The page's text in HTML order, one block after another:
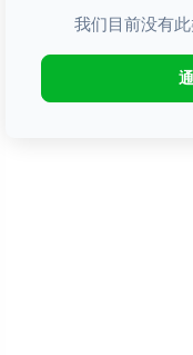
我们目前没有